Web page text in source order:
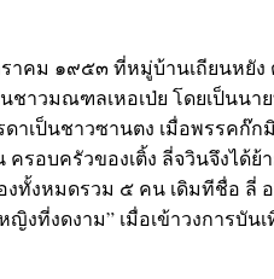
าคม ๑๙๕๓ ที่หมู่บ้านเถียนหยั
ชาวมณฑลเหอเป่ย โดยเป็นน
ดาเป็นชาวซานตง เมื่อพรร
รอบครัวของเติ้ง ลี่จวินจึงได้ย้
ทั้งหมดรวม ๕ คน เดิมทีชื่อ ลี่
งที่งดงาม” เมื่อเข้าวงการบัน